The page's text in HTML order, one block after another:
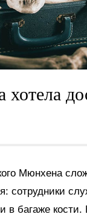
Мюнхена
сотрудники
в багаже